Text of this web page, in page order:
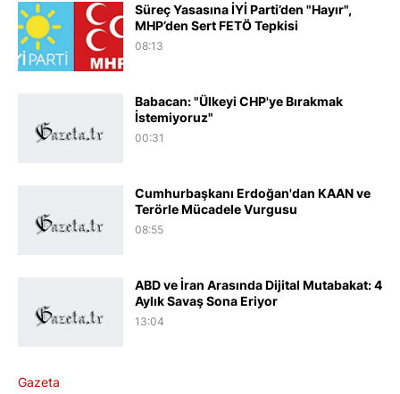
Süreç Yasasına İYİ Parti’den "Hayır",
MHP’den Sert FETÖ Tepkisi
08:13
Babacan: "Ülkeyi CHP'ye Bırakmak
İstemiyoruz"
00:31
Cumhurbaşkanı Erdoğan'dan KAAN ve
Terörle Mücadele Vurgusu
08:55
ABD ve İran Arasında Dijital Mutabakat: 4
Aylık Savaş Sona Eriyor
13:04
Gazeta